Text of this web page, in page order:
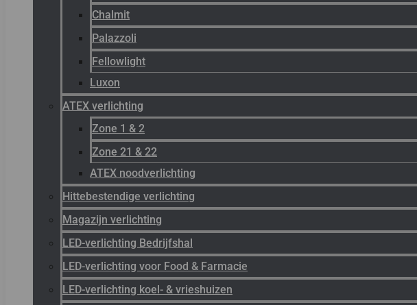
Chalmit
Palazzoli
Fellowlight
Luxon
ATEX verlichting
Zone 1 & 2
Zone 21 & 22
ATEX noodverlichting
Hittebestendige verlichting
Magazijn verlichting
LED-verlichting Bedrijfshal
LED-verlichting voor Food & Farmacie
LED-verlichting koel- & vrieshuizen